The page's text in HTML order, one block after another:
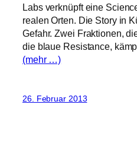
Labs verknüpft eine
realen Orten. Die Story in
Gefahr. Zwei Fraktionen,
die blaue Resistance,
(mehr …)
26. Februar 2013